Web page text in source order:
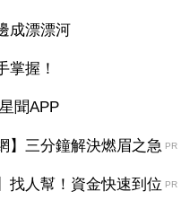
成漂漂河
握！
聞APP
】三分鐘解決燃眉之急 PR
找人幫！資金快速到位 PR